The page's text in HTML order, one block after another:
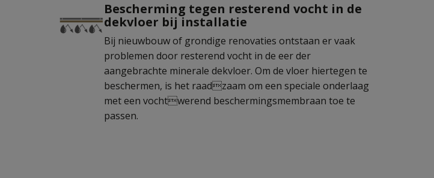
Bescherming tegen resterend vocht in de
dekvloer bij installatie
Bij nieuwbouw of grondige renovaties ontstaan er vaak
problemen door resterend vocht in de eer der
aangebrachte minerale dekvloer. Om de vloer hiertegen te
beschermen, is het raadzaam om een speciale onderlaag
met een vochtwerend beschermingsmembraan toe te
passen.